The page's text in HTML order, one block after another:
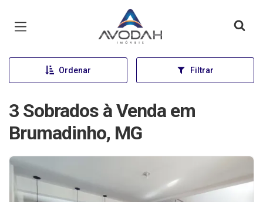
Página inicial
Ordenar Filtrar
3 Sobrados à Venda em
Brumadinho, MG